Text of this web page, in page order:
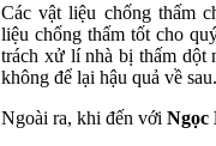
Các vật liệu chống thấm
liệu chống thấm tốt cho
trách xử lí nhà bị thấm dột
không để lại hậu quả về sau.
Ngoài ra, khi đến với Ngọc